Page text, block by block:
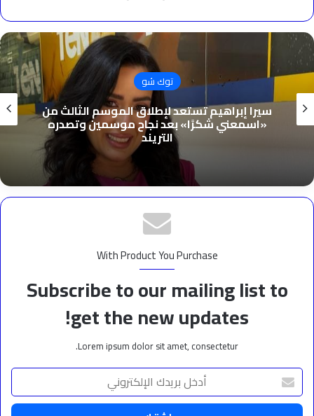
توك شو
سيرا إبراهيم تستعد لإطلاق الموسم الثالث من
«اسمعني شكرًا» بعد نجاح موسمين وتصدره
التريند
With Product You Purchase
Subscribe to our mailing list to
get the new updates!
Lorem ipsum dolor sit amet, consectetur.
أدخل
بريدك
الإلكتروني